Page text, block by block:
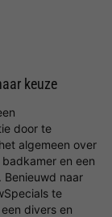
keuze
door te
algemeen over
en een
naar
te
divers en